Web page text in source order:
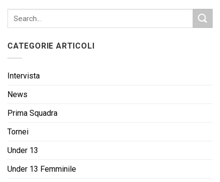
CATEGORIE ARTICOLI
Intervista
News
Prima Squadra
Tornei
Under 13
Under 13 Femminile